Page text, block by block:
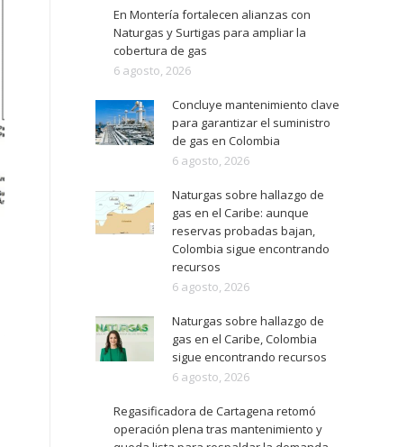
En Montería fortalecen alianzas con
Naturgas y Surtigas para ampliar la
cobertura de gas
6 agosto, 2026
Concluye mantenimiento clave
para garantizar el suministro
de gas en Colombia
6 agosto, 2026
Naturgas sobre hallazgo de
gas en el Caribe: aunque
reservas probadas bajan,
Colombia sigue encontrando
recursos
6 agosto, 2026
Naturgas sobre hallazgo de
gas en el Caribe, Colombia
sigue encontrando recursos
6 agosto, 2026
Regasificadora de Cartagena retomó
operación plena tras mantenimiento y